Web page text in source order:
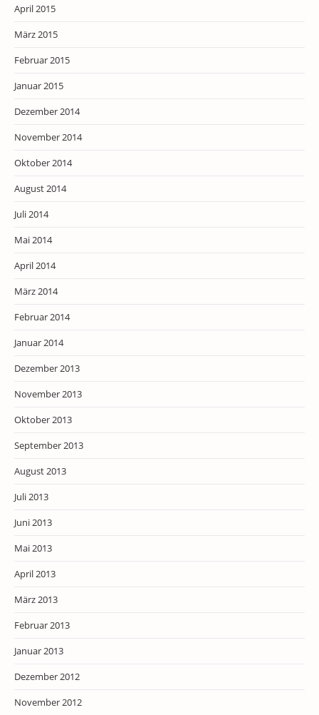
April 2015
März 2015
Februar 2015
Januar 2015
Dezember 2014
November 2014
Oktober 2014
August 2014
Juli 2014
Mai 2014
April 2014
März 2014
Februar 2014
Januar 2014
Dezember 2013
November 2013
Oktober 2013
September 2013
August 2013
Juli 2013
Juni 2013
Mai 2013
April 2013
März 2013
Februar 2013
Januar 2013
Dezember 2012
November 2012